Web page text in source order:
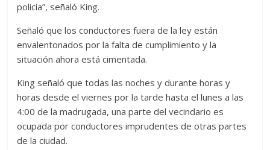
policía”, señaló King.
Señaló que los conductores fuera de la ley están
envalentonados por la falta de cumplimiento y la
situación ahora está cimentada.
King señaló que todas las noches y durante horas y
horas desde el viernes por la tarde hasta el lunes a las
4:00 de la madrugada, una parte del vecindario es
ocupada por conductores imprudentes de otras partes
de la ciudad.